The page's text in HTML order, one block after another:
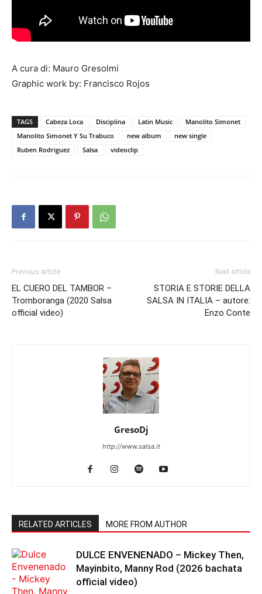
A cura di: Mauro Gresolmi
Graphic work by: Francisco Rojos
TAGS Cabeza Loca Disciplina Latin Music
Manolito Simonet
Manolito Simonet Y Su Trabuco
new album
new single
Ruben Rodriguez
Salsa videoclip
Previous article
EL CUERO DEL TAMBOR –
Tromboranga (2020 Salsa
official video)
Next article
STORIA E STORIE DELLA
SALSA IN ITALIA – autore:
Enzo Conte
GresoDj
http://www.salsa.it
RELATED ARTICLES MORE FROM AUTHOR
DULCE ENVENENADO – Mickey Then,
Mayinbito, Manny Rod (2026 bachata
official video)